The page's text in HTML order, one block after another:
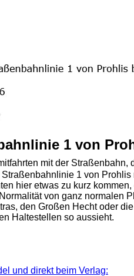
1 von
mit der
1 von
hier etwas zu kurz
von ganz normalen
den Großen Hecht oder
Haltestellen so aussieht.
und direkt beim Verlag: